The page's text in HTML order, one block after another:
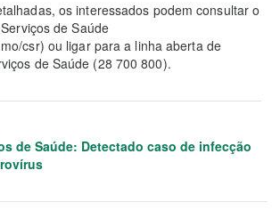
os interessados podem consultar o
de Saúde
csr) ou ligar para a linha aberta de
de Saúde (28 700 800).
de Saúde: Detectado caso de infecção